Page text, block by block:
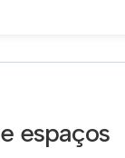
espaços